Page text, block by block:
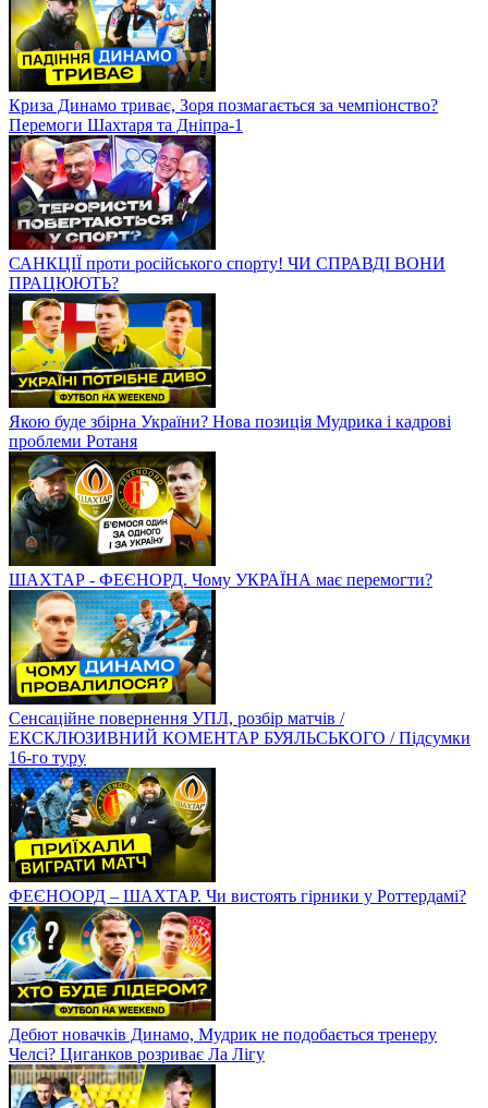
Криза Динамо триває, Зоря позмагається за чемпіонство?
Перемоги Шахтаря та Дніпра-1
САНКЦІЇ проти російського спорту! ЧИ СПРАВДІ ВОНИ
ПРАЦЮЮТЬ?
Якою буде збірна України? Нова позиція Мудрика і кадрові
проблеми Ротаня
ШАХТАР - ФЕЄНОРД. Чому УКРАЇНА має перемогти?
Сенсаційне повернення УПЛ, розбір матчів /
ЕКСКЛЮЗИВНИЙ КОМЕНТАР БУЯЛЬСЬКОГО / Підсумки
16-го туру
ФЕЄНООРД – ШАХТАР. Чи вистоять гірники у Роттердамі?
Дебют новачків Динамо, Мудрик не подобається тренеру
Челсі? Циганков розриває Ла Лігу